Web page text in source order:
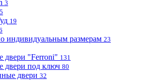
3
19
индивидуальным размерам 23
двери "Ferroni" 131
двери под ключ 80
двери 32